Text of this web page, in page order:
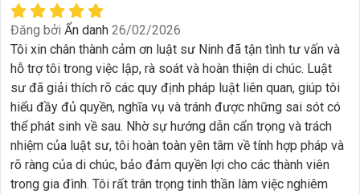
Đăng bởi Ẩn danh 26/02/2026
Tôi xin chân thành cảm ơn luật sư Ninh đã tận tình tư vấn và
hỗ trợ tôi trong việc lập, rà soát và hoàn thiện di chúc. Luật
sư đã giải thích rõ các quy định pháp luật liên quan, giúp tôi
hiểu đầy đủ quyền, nghĩa vụ và tránh được những sai sót có
thể phát sinh về sau. Nhờ sự hướng dẫn cẩn trọng và trách
nhiệm của luật sư, tôi hoàn toàn yên tâm về tính hợp pháp và
rõ ràng của di chúc, bảo đảm quyền lợi cho các thành viên
trong gia đình. Tôi rất trân trọng tinh thần làm việc nghiêm